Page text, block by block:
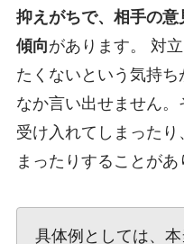
抑えがちで、相手の意
傾向があります。 対
たくないという気持
なか言い出せません
受け入れてしまった
まったりすることがあ
具体例としては、